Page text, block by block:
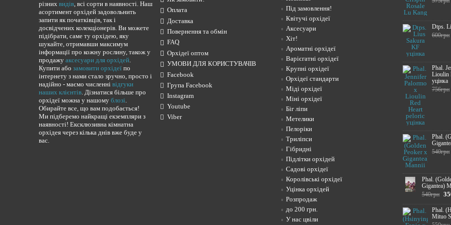
різних видів, всі сорти в наявності. Наш
асортимент орхідей задовольнить
запити як початківців, так і
досвідчених колекціонерів. Ви можете
підібрати, саме ту орхідею, яку
шукайте, отримавши максимум
інформації про кожну рослину, також у
продажу аксесуари для орхідей.
Купити або замовити орхідеї по
інтернету з нами стало зручно, просто і
надійно - маємо численні відгуки
наших клієнтів. Дізнатися більше про
орхідеї можна у нашому блозі.
Обирайте все, що вам подобається!
Ми підберемо найкращі екземпляри з
наявності! Ексклюзивна кімнатна
орхідея через кілька днів вже буде у
вас.
Оплата
Доставка
Повернення та обмін
FAQ
Орхідеї оптом
УМОВИ ДЛЯ КОРИСТУВАЧІВ
Facebook
Група Facebook
Instagram
Youtube
Viber
Під замовлення!
Квітучі орхідеї
Аксесуари
Хіт!
Ароматні орхідеї
Варієгатні орхідеї
Крупні орхідеї
Орхідеї стандарти
Міді орхідеї
Міні орхідеї
Біг ліпи
Метелики
Пелоріки
Триліпси
Гібридні
Підлітки орхідей
Садові орхідеї
Королівські орхідеї
Уцінка орхідей
Розпродаж
до 200 грн.
У нас цвіли
Dtps.
600грн
Phal.
Lioulin
уцінка
756грн
Phal.
540грн
Phal.
Gigantea)
540грн
Phal.
Mituo